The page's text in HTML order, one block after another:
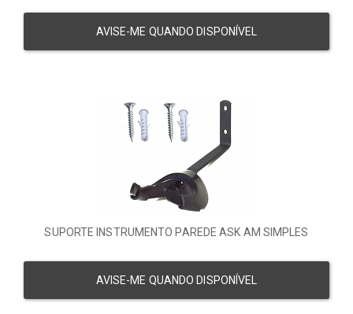
AVISE-ME QUANDO DISPONÍVEL
SUPORTE INSTRUMENTO PAREDE ASK AM SIMPLES
AVISE-ME QUANDO DISPONÍVEL